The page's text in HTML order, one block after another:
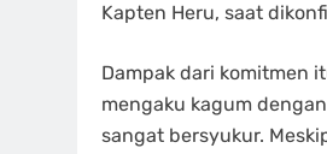
Kapten Heru, saat
Dampak dari komitmen
mengaku kagum
sangat bersyukur.